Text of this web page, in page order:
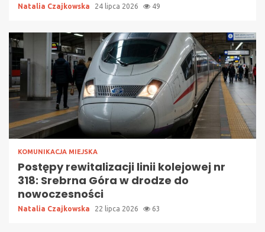
Natalia Czajkowska 24 lipca 2026 49
KOMUNIKACJA MIEJSKA
Postępy rewitalizacji linii kolejowej nr
318: Srebrna Góra w drodze do
nowoczesności
Natalia Czajkowska 22 lipca 2026 63